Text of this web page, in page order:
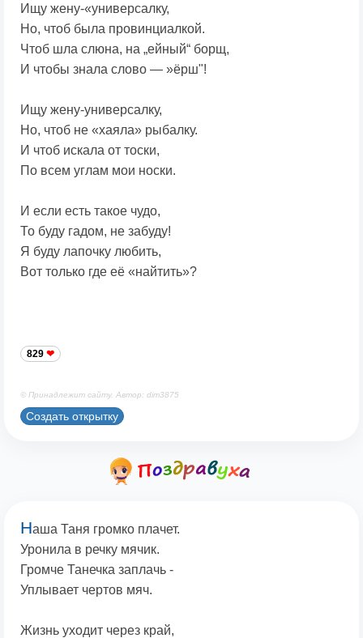
Ищу жену-«универсалку,
Но, чтоб была провинциалкой.
Чтоб шла слюна, на „ейный“ борщ,
И чтобы знала слово — »ёрш"!
Ищу жену-универсалку,
Но, чтоб не «хаяла» рыбалку.
И чтоб искала от тоски,
По всем углам мои носки.
И если есть такое чудо,
То буду гадом, не забуду!
Я буду лапочку любить,
Вот только где её «найтить»?
829
© Принадлежит сайту. Автор: dim3875
Создать открытку
Наша Таня громко плачет.
Уронила в речку мячик.
Громче Танечка заплачь -
Уплывает чертов мяч.
Жизнь уходит через край,